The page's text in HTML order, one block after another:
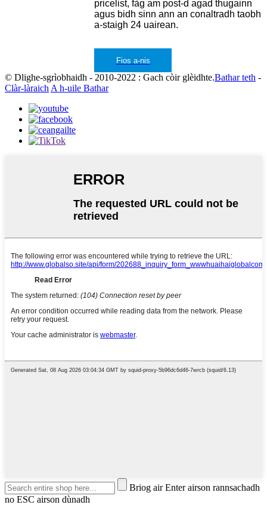
pricelist, fàg am post-d agad thugainn
agus bidh sinn ann an conaltradh taobh
a-staigh 24 uairean.
Fios a-nis
© Dlighe-sgrìobhaidh - 2010-2022 : Gach còir glèidhte.Bathar teth -
Clàr-làraich A h-uile Bathar
Briog air Enter airson rannsachadh
no ESC airson dùnadh